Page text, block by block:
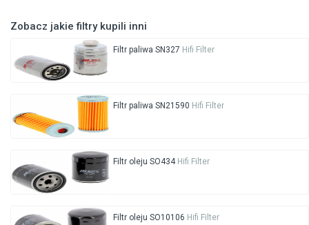
Zobacz jakie filtry kupili inni
Filtr paliwa SN327 Hifi Filter
Filtr paliwa SN21590 Hifi Filter
Filtr oleju SO434 Hifi Filter
Filtr oleju SO10106 Hifi Filter